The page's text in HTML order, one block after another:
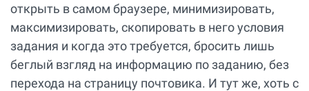
открыть в самом браузере, минимизировать,
максимизировать, скопировать в него условия
задания и когда это требуется, бросить лишь
беглый взгляд на информацию по заданию, без
перехода на страницу почтовика. И тут же, хоть с